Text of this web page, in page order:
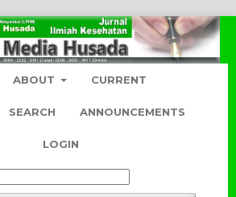
ABOUT CURRENT
SEARCH ANNOUNCEMENTS
LOGIN